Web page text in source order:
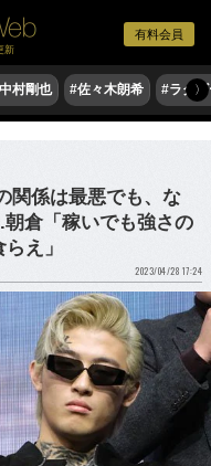
有料会員
新
村剛也 #佐々木朗希 #ラグ〉
関係は最悪でも、な
倉「稼いでも強さの
え」
2023/04/28 17:24